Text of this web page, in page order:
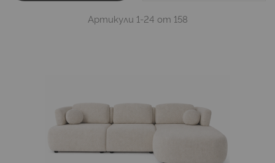
Артикули 1-24 от 158